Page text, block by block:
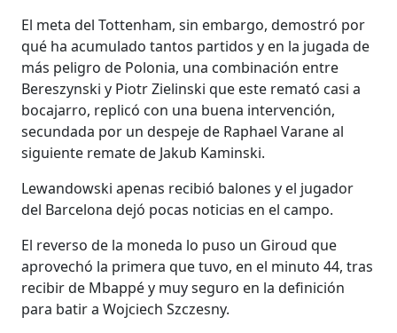
El meta del Tottenham, sin embargo, demostró por
qué ha acumulado tantos partidos y en la jugada de
más peligro de Polonia, una combinación entre
Bereszynski y Piotr Zielinski que este remató casi a
bocajarro, replicó con una buena intervención,
secundada por un despeje de Raphael Varane al
siguiente remate de Jakub Kaminski.
Lewandowski apenas recibió balones y el jugador
del Barcelona dejó pocas noticias en el campo.
El reverso de la moneda lo puso un Giroud que
aprovechó la primera que tuvo, en el minuto 44, tras
recibir de Mbappé y muy seguro en la definición
para batir a Wojciech Szczesny.